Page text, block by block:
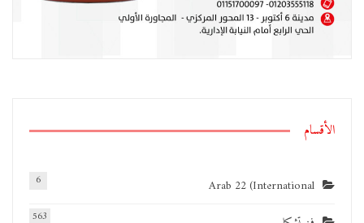
الأقسام
Arab 22 (International
6
563